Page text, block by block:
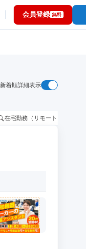
会員登録 無料
新着順詳細表示
在宅勤務（リモートワーク）OK